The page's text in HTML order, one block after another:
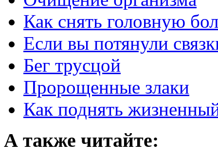
Как снять головную
Если вы потянули
Бег трусцой
Пророщенные злаки
Как поднять
А также читайте: